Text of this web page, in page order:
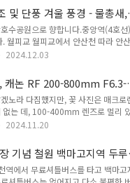
여정을 처음에 계획했는 데..
우리말) = 학(鶴,한자)도보(산책)를 통
통선(민간인 통제구역)은 들어갈 수
통에 의해 접근 가능한 철원 지역에
관찰시 최대한 거리를 두고(최소한
찰해야합니다. 두루미에게 스트레
교통을 이용하려면, 부지런을 떨어야
및 단풍 겨울 풍경 - 물총새,
, 붉은부리갈매기, 왜가리,
구리, 박새, 흰뺨검둥오리, 청
12-03)
수공원으로 향합니다.중앙역(4호선
월피교 월피교에서 안산천 따라 안
. 중간 중간 결빙 구간이 있어 조심 조
- 민물가마우지와 더불어 잠수의 명
총새 - 처음 만납니다. 잠깐 몇초간 앉
는 데, 딱! 한장 담았는 데 찍혔네요
수컷 청둥오리 - 암컷 단풍나무 - 막
. 단풍나무 눈같은 얼음 안산호수공원
새 한마리가 총총 거리며 먹이를 찾아
미..
2024.12.03
캐논 RF 200-800mm F6.3-
1탄(2024-11-10)
노라 다짐했지만, 꽃 사진은 매크로
없는 데, 100-400mm 렌즈로 멀리
안차서 RF 200-800mm F6.3-9 IS
되는 무게입니다.애지중지 챙겨서
라 삼각대도 챙겼는 데, 삼각대 펴고
껀이... 그래서 삼각대 사용 안했습
2024.11.20
기념 철원 백마고지역 두루
-백마고지역 사라진 무료셔
이용한 방법 안내, 신탄리
역에서 무료셔틀버스를 타고 백마고